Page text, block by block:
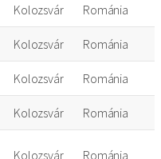
Kolozsvár Románia
Kolozsvár Románia
Kolozsvár Románia
Kolozsvár Románia
Kolozsvár Románia